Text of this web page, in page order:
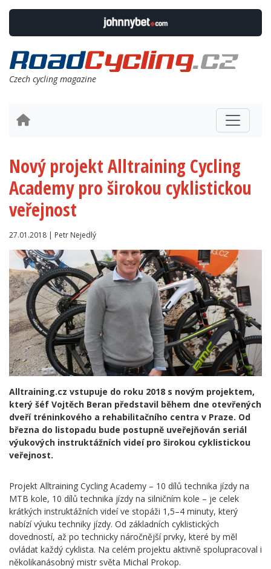
Czech cycling magazine
Nový projekt Alltraining Cycling
Academy pro širokou cyklistickou
veřejnost
27.01.2018 | Petr Nejedlý
Alltraining.cz vstupuje do roku 2018 s novým projektem,
který šéf Vojtěch Beran představil během dne otevřených
dveří tréninkového a rehabilitačního centra v Praze. Od
března do listopadu bude postupně uveřejňován seriál
výukových instruktážních videí pro širokou cyklistickou
veřejnost.
Projekt Alltraining Cycling Academy – 10 dílů technika jízdy na
MTB kole, 10 dílů technika jízdy na silničním kole – je celek
krátkých instruktážních videí ve stopáži 1,5–4 minuty, který
nabízí výuku techniky jízdy. Od základních cyklistických
dovedností, až po technicky náročnější prvky, které by měl
ovládat každý cyklista. Na celém projektu aktivně spolupracoval i
několikanásobný mistr světa Michal Prokop.